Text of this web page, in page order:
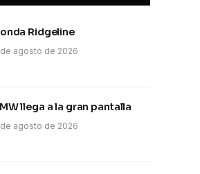
Ridgeline
agosto de 2026
llega a la gran pantalla
agosto de 2026